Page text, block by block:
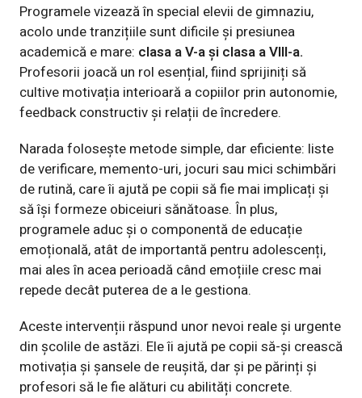
Programele vizează în special elevii de gimnaziu,
acolo unde tranzițiile sunt dificile și presiunea
academică e mare: clasa a V-a și clasa a VIII-a.
Profesorii joacă un rol esențial, fiind sprijiniți să
cultive motivația interioară a copiilor prin autonomie,
feedback constructiv și relații de încredere.
Narada folosește metode simple, dar eficiente: liste
de verificare, memento-uri, jocuri sau mici schimbări
de rutină, care îi ajută pe copii să fie mai implicați și
să își formeze obiceiuri sănătoase. În plus,
programele aduc și o componentă de educație
emoțională, atât de importantă pentru adolescenți,
mai ales în acea perioadă când emoțiile cresc mai
repede decât puterea de a le gestiona.
Aceste intervenții răspund unor nevoi reale și urgente
din școlile de astăzi. Ele îi ajută pe copii să-și crească
motivația și șansele de reușită, dar și pe părinți și
profesori să le fie alături cu abilități concrete.